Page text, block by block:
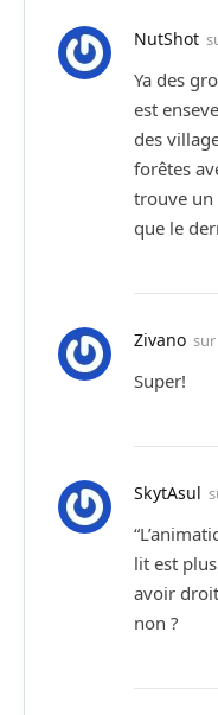
NutShot
Ya des
est
des
forêtes
trouve un
que le
Zivano sur
Super!
SkytAsul
lit est
avoir
non ?